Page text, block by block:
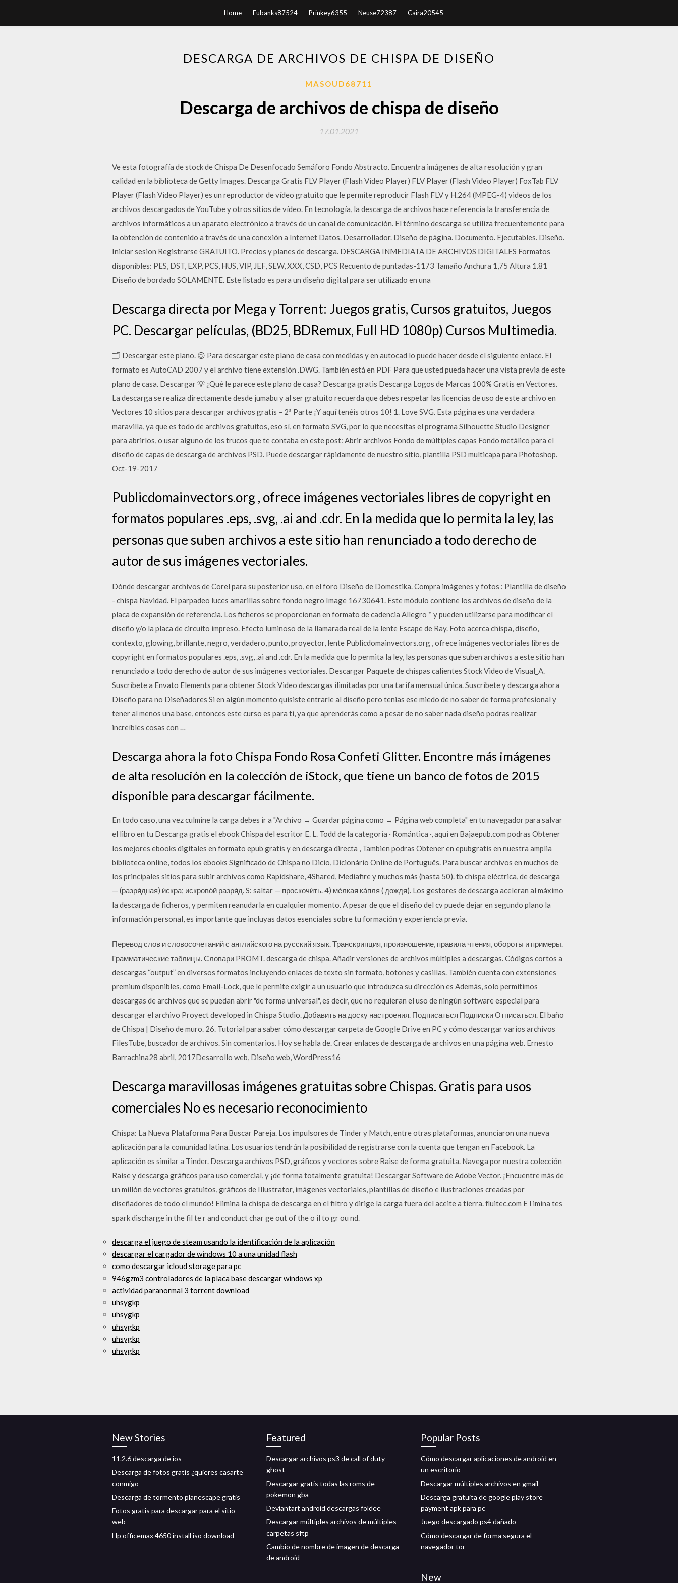
Home Eubanks87524 Prinkey6355 Neuse72387 Caira20545
DESCARGA DE ARCHIVOS DE CHISPA DE DISEÑO
MASOUD68711
Descarga de archivos de chispa de diseño
17.01.2021
Ve esta fotografía de stock de Chispa De Desenfocado Semáforo Fondo Abstracto. Encuentra imágenes de alta resolución y gran
calidad en la biblioteca de Getty Images. Descarga Gratis FLV Player (Flash Video Player) FLV Player (Flash Video Player) FoxTab FLV
Player (Flash Video Player) es un reproductor de vídeo gratuito que le permite reproducir Flash FLV y H.264 (MPEG-4) videos de los
archivos descargados de YouTube y otros sitios de vídeo. En tecnología, la descarga de archivos hace referencia la transferencia de
archivos informáticos a un aparato electrónico a través de un canal de comunicación. El término descarga se utiliza frecuentemente para
la obtención de contenido a través de una conexión a Internet Datos. Desarrollador. Diseño de página. Documento. Ejecutables. Diseño.
Iniciar sesion Registrarse GRATUITO. Precios y planes de descarga. DESCARGA INMEDIATA DE ARCHIVOS DIGITALES Formatos
disponibles: PES, DST, EXP, PCS, HUS, VIP, JEF, SEW, XXX, CSD, PCS Recuento de puntadas-1173 Tamaño Anchura 1,75 Altura 1.81
Diseño de bordado SOLAMENTE. Este listado es para un diseño digital para ser utilizado en una
Descarga directa por Mega y Torrent: Juegos gratis, Cursos gratuitos, Juegos
PC. Descargar películas, (BD25, BDRemux, Full HD 1080p) Cursos Multimedia.
🗂 Descargar este plano. 😉 Para descargar este plano de casa con medidas y en autocad lo puede hacer desde el siguiente enlace. El
formato es AutoCAD 2007 y el archivo tiene extensión .DWG. También está en PDF Para que usted pueda hacer una vista previa de este
plano de casa. Descargar 💡 ¿Qué le parece este plano de casa? Descarga gratis Descarga Logos de Marcas 100% Gratis en Vectores.
La descarga se realiza directamente desde jumabu y al ser gratuito recuerda que debes respetar las licencias de uso de este archivo en
Vectores 10 sitios para descargar archivos gratis – 2ª Parte ¡Y aquí tenéis otros 10! 1. Love SVG. Esta página es una verdadera
maravilla, ya que es todo de archivos gratuitos, eso sí, en formato SVG, por lo que necesitas el programa Silhouette Studio Designer
para abrirlos, o usar alguno de los trucos que te contaba en este post: Abrir archivos Fondo de múltiples capas Fondo metálico para el
diseño de capas de descarga de archivos PSD. Puede descargar rápidamente de nuestro sitio, plantilla PSD multicapa para Photoshop.
Oct-19-2017
Publicdomainvectors.org , ofrece imágenes vectoriales libres de copyright en
formatos populares .eps, .svg, .ai and .cdr. En la medida que lo permita la ley, las
personas que suben archivos a este sitio han renunciado a todo derecho de
autor de sus imágenes vectoriales.
Dónde descargar archivos de Corel para su posterior uso, en el foro Diseño de Domestika. Compra imágenes y fotos : Plantilla de diseño
- chispa Navidad. El parpadeo luces amarillas sobre fondo negro Image 16730641. Este módulo contiene los archivos de diseño de la
placa de expansión de referencia. Los ficheros se proporcionan en formato de cadencia Allegro * y pueden utilizarse para modificar el
diseño y/o la placa de circuito impreso. Efecto luminoso de la llamarada real de la lente Escape de Ray. Foto acerca chispa, diseño,
contexto, glowing, brillante, negro, verdadero, punto, proyector, lente Publicdomainvectors.org , ofrece imágenes vectoriales libres de
copyright en formatos populares .eps, .svg, .ai and .cdr. En la medida que lo permita la ley, las personas que suben archivos a este sitio han
renunciado a todo derecho de autor de sus imágenes vectoriales. Descargar Paquete de chispas calientes Stock Video de Visual_A.
Suscríbete a Envato Elements para obtener Stock Video descargas ilimitadas por una tarifa mensual única. Suscríbete y descarga ahora
Diseño para no Diseñadores Si en algún momento quisiste entrarle al diseño pero tenias ese miedo de no saber de forma profesional y
tener al menos una base, entonces este curso es para ti, ya que aprenderás como a pesar de no saber nada diseño podras realizar
increíbles cosas con …
Descarga ahora la foto Chispa Fondo Rosa Confeti Glitter. Encontre más imágenes
de alta resolución en la colección de iStock, que tiene un banco de fotos de 2015
disponible para descargar fácilmente.
En todo caso, una vez culmine la carga debes ir a "Archivo → Guardar página como → Página web completa" en tu navegador para salvar
el libro en tu Descarga gratis el ebook Chispa del escritor E. L. Todd de la categoria · Romántica ·, aqui en Bajaepub.com podras Obtener
los mejores ebooks digitales en formato epub gratis y en descarga directa , Tambien podras Obtener en epubgratis en nuestra amplia
biblioteca online, todos los ebooks Significado de Chispa no Dicio, Dicionário Online de Português. Para buscar archivos en muchos de
los principales sitios para subir archivos como Rapidshare, 4Shared, Mediafire y muchos más (hasta 50). tb chispa eléctrica, de descarga
— (разря́дная) и́скра; искрово́й разря́д. S: saltar — проскочи́ть. 4) ме́лкая ка́пля ( дождя). Los gestores de descarga aceleran al máximo
la descarga de ficheros, y permiten reanudarla en cualquier momento. A pesar de que el diseño del cv puede dejar en segundo plano la
información personal, es importante que incluyas datos esenciales sobre tu formación y experiencia previa.
Перевод слов и словосочетаний с английского на русский язык. Транскрипция, произношение, правила чтения, обороты и примеры.
Грамматические таблицы. Словари PROMT. descarga de chispa. Añadir versiones de archivos múltiples a descargas. Códigos cortos a
descargas “output” en diversos formatos incluyendo enlaces de texto sin formato, botones y casillas. También cuenta con extensiones
premium disponibles, como Email-Lock, que le permite exigir a un usuario que introduzca su dirección es Además, solo permitimos
descargas de archivos que se puedan abrir "de forma universal", es decir, que no requieran el uso de ningún software especial para
descargar el archivo Proyect developed in Chispa Studio. Добавить на доску настроения. Подписаться Подписки Отписаться. El baño
de Chispa | Diseño de muro. 26. Tutorial para saber cómo descargar carpeta de Google Drive en PC y cómo descargar varios archivos
FilesTube, buscador de archivos. Sin comentarios. Hoy se habla de. Crear enlaces de descarga de archivos en una página web. Ernesto
Barrachina28 abril, 2017Desarrollo web, Diseño web, WordPress16
Descarga maravillosas imágenes gratuitas sobre Chispas. Gratis para usos
comerciales No es necesario reconocimiento
Chispa: La Nueva Plataforma Para Buscar Pareja. Los impulsores de Tinder y Match, entre otras plataformas, anunciaron una nueva
aplicación para la comunidad latina. Los usuarios tendrán la posibilidad de registrarse con la cuenta que tengan en Facebook. La
aplicación es similar a Tinder. Descarga archivos PSD, gráficos y vectores sobre Raise de forma gratuita. Navega por nuestra colección
Raise y descarga gráficos para uso comercial, y ¡de forma totalmente gratuita! Descargar Software de Adobe Vector. ¡Encuentre más de
un millón de vectores gratuitos, gráficos de Illustrator, imágenes vectoriales, plantillas de diseño e ilustraciones creadas por
diseñadores de todo el mundo! Elimina la chispa de descarga en el filtro y dirige la carga fuera del aceite a tierra. fluitec.com E l imina tes
spark discharge in the fil te r and conduct char ge out of the o il to gr ou nd.
descarga el juego de steam usando la identificación de la aplicación
descargar el cargador de windows 10 a una unidad flash
como descargar icloud storage para pc
946gzm3 controladores de la placa base descargar windows xp
actividad paranormal 3 torrent download
uhsygkp
uhsygkp
uhsygkp
uhsygkp
uhsygkp
New Stories
11.2.6 descarga de ios
Descarga de fotos gratis ¿quieres casarte
conmigo_
Descarga de tormento planescape gratis
Fotos gratis para descargar para el sitio
web
Hp officemax 4650 install iso download
Featured
Descargar archivos ps3 de call of duty
ghost
Descargar gratis todas las roms de
pokemon gba
Deviantart android descargas foldee
Descargar múltiples archivos de múltiples
carpetas sftp
Cambio de nombre de imagen de descarga
de android
Popular Posts
Cómo descargar aplicaciones de android en
un escritorio
Descargar múltiples archivos en gmail
Descarga gratuita de google play store
payment apk para pc
Juego descargado ps4 dañado
Cómo descargar de forma segura el
navegador tor
New